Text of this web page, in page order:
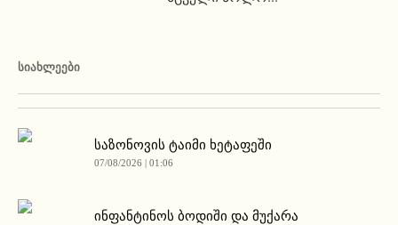
ᲡᲘᲐᲮᲚᲔᲔᲑᲘ
საზონოვის ტაიმი ხეტაფეში
07/08/2026 | 01:06
ინფანტინოს ბოდიში და მუქარა